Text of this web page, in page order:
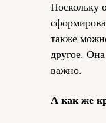
Поскольку
также
другое.
важно.
А как же